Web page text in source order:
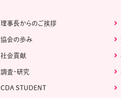
理事長からのご挨拶
協会の歩み
社会貢献
調査・研究
CDA STUDENT